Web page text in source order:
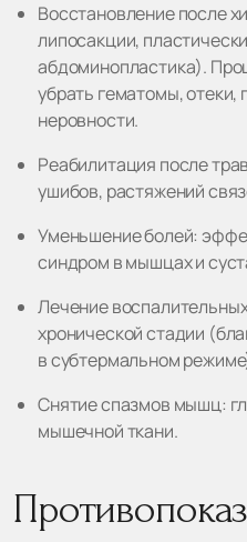
Восстановление после
липосакции,
абдоминопластика).
убрать гематомы, отеки,
неровности.
Реабилитация после
ушибов, растяжений
Уменьшение болей:
синдром в мышцах и
Лечение
хронической стадии
в субтермальном
Снятие спазмов мышц:
мышечной ткани.